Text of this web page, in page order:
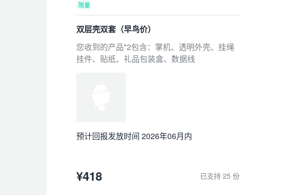
限量
双层壳双套（早鸟价）
您收到的产品*2包含：掌机、透明外壳、挂绳
挂件、贴纸、礼品包装盒、数据线
预计回报发放时间 2026年06月内
¥418 已支持 25 份